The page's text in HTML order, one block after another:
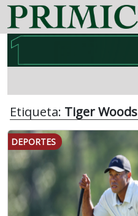
Etiqueta: Tiger Woods
DEPORTES